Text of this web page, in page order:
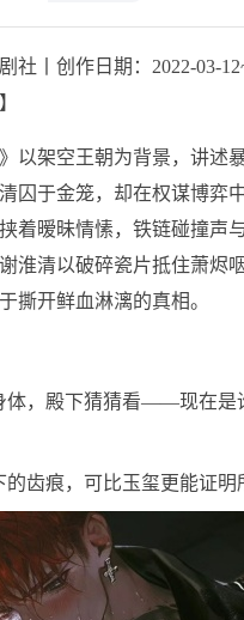
社丨创作日期：2022-03-
以架空王朝为背景，讲述
囚于金笼，却在权谋博弈
着暧昧情愫，铁链碰撞声
淮清以破碎瓷片抵住萧烬
撕开鲜血淋漓的真相。
体，殿下猜猜看——现在是
的齿痕，可比玉玺更能证明